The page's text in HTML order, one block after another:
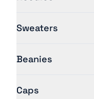
Sweaters
Beanies
Caps